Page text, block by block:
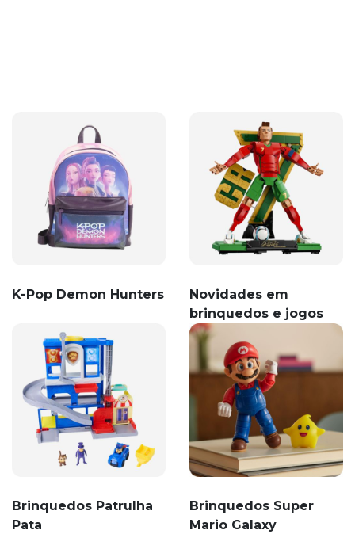
K-Pop Demon Hunters
Novidades em
brinquedos e jogos
Brinquedos Patrulha
Pata
Brinquedos Super
Mario Galaxy